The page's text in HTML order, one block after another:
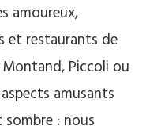
amoureux,
et restaurants de
Piccoli ou
amusants
: nous